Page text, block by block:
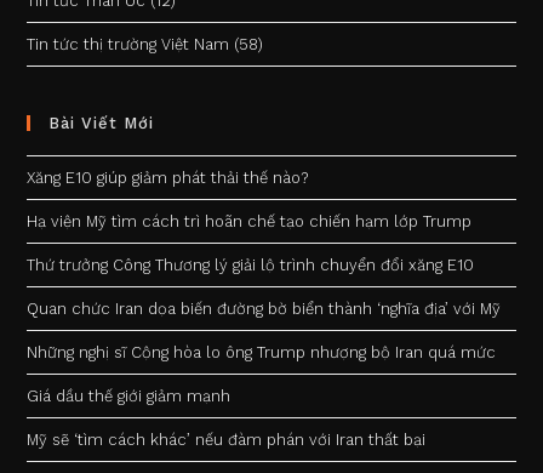
Tin tức thị trường Việt Nam (58)
Bài Viết Mới
Xăng E10 giúp giảm phát thải thế nào?
Hạ viện Mỹ tìm cách trì hoãn chế tạo chiến hạm lớp Trump
Thứ trưởng Công Thương lý giải lộ trình chuyển đổi xăng E10
Quan chức Iran dọa biến đường bờ biển thành ‘nghĩa địa’ với Mỹ
Những nghị sĩ Cộng hòa lo ông Trump nhượng bộ Iran quá mức
Giá dầu thế giới giảm mạnh
Mỹ sẽ ‘tìm cách khác’ nếu đàm phán với Iran thất bại